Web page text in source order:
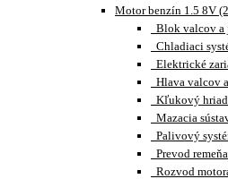
Motor benzín 1.5 8V
Blok valcov a
Chladiaci
Elektrické
Hlava valcov
Kľukový
Mazacia
Palivový
Prevod remeňa
Rozvod